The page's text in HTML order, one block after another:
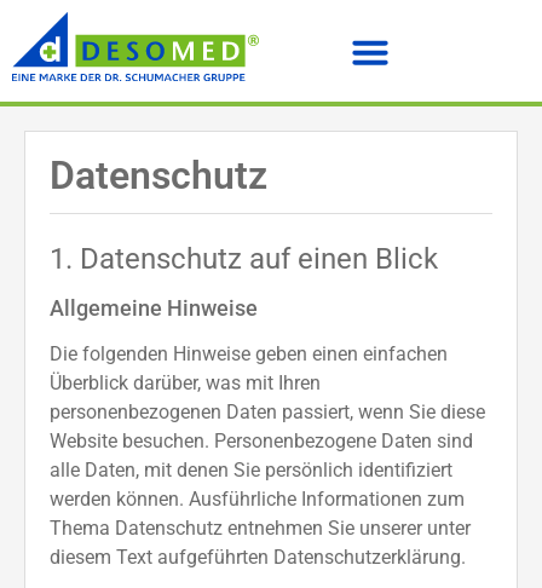
Datenschutz
1. Datenschutz auf einen Blick
Allgemeine Hinweise
Die folgenden Hinweise geben einen einfachen
Überblick darüber, was mit Ihren
personenbezogenen Daten passiert, wenn Sie diese
Website besuchen. Personenbezogene Daten sind
alle Daten, mit denen Sie persönlich identifiziert
werden können. Ausführliche Informationen zum
Thema Datenschutz entnehmen Sie unserer unter
diesem Text aufgeführten Datenschutzerklärung.